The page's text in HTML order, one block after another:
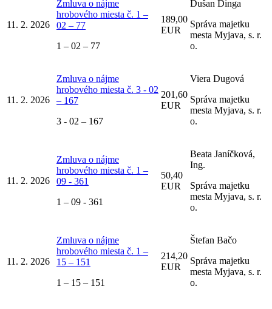
11. 2. 2026
Zmluva o nájme
hrobového miesta č. 1 –
02 – 77
1 – 02 – 77
189,00
EUR
Dušan Dinga
Správa majetku
mesta Myjava, s. r.
o.
11. 2. 2026
Zmluva o nájme
hrobového miesta č. 3 - 02
– 167
3 - 02 – 167
201,60
EUR
Viera Dugová
Správa majetku
mesta Myjava, s. r.
o.
11. 2. 2026
Zmluva o nájme
hrobového miesta č. 1 –
09 - 361
1 – 09 - 361
50,40
EUR
Beata Janíčková,
Ing.
Správa majetku
mesta Myjava, s. r.
o.
11. 2. 2026
Zmluva o nájme
hrobového miesta č. 1 –
15 – 151
1 – 15 – 151
214,20
EUR
Štefan Bačo
Správa majetku
mesta Myjava, s. r.
o.